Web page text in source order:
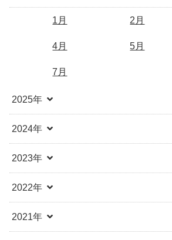
1月 2月
4月 5月
7月
2025年
2024年
2023年
2022年
2021年